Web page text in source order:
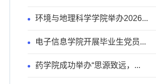
环境与地理科学学院举办2026...
电子信息学院开展毕业生党员...
药学院成功举办“思源致远，...